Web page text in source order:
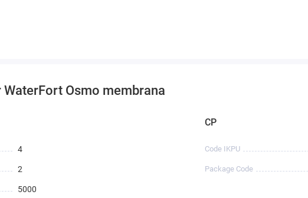
Osmo membrana
4
2
5000
CP
Code IKPU
Package Code